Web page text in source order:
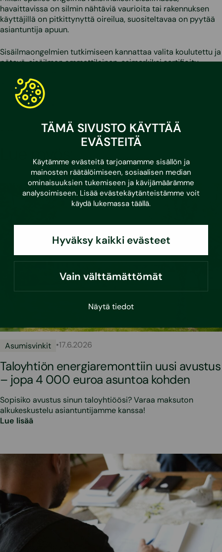
TÄMÄ SIVUSTO KÄYTTÄÄ
EVÄSTEITÄ
Käytämme evästeitä tarjoamamme sisällön ja
mainosten räätälöimiseen, sosiaalisen median
ominaisuuksien tukemiseen ja kävijämäärämme
analysoimiseen. Lisää evästekäytänteistämme voit
käydä lukemassa täällä.
Hyväksy kaikki evästeet
Vain välttämättömät
Näytä tiedot
havaittavissa on silmin nähtäviä vaurioita tai rakennuksen
käyttäjillä on pitkittynyttä oireilua, suositeltavaa on pyytää
asiantuntija apuun.
Sisäilmaongelmien tutkimiseen kannattaa valita koulutettu ja
pätevä, sisäilman ammattilainen, esimerkiksi sertifioitu
Raksystems) työskentelee tällä hetkellä 19
rakennusterveysasiantuntijaa eri puolilla Suomea.
Liittyvät palvelut
Sisäilmatutkimus
Lue myös:
Asumisvinkit •17.6.2026
Taloyhtiön energiaremonttiin uusi avustus
– jopa 4 000 euroa asuntoa kohden
Sopisiko avustus sinun taloyhtiöösi? Varaa maksuton
alkukeskustelu asiantuntijamme kanssa!
Lue lisää